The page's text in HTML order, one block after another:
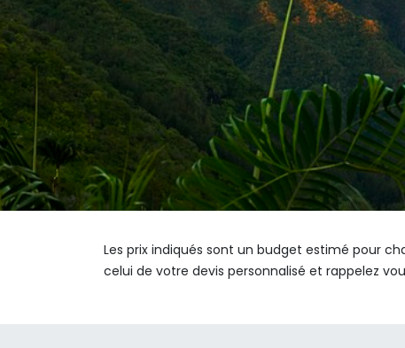
Les prix indiqués sont un budget estimé pour
celui de votre devis personnalisé et rappelez